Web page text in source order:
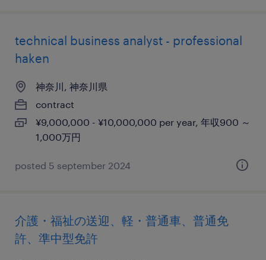
technical business analyst - professional
haken
神奈川, 神奈川県
contract
¥9,000,000 - ¥10,000,000 per year, 年収900 ～
1,000万円
posted 5 september 2024
介護・福祉の送迎、軽・普通車、普通免
許、準中型免許